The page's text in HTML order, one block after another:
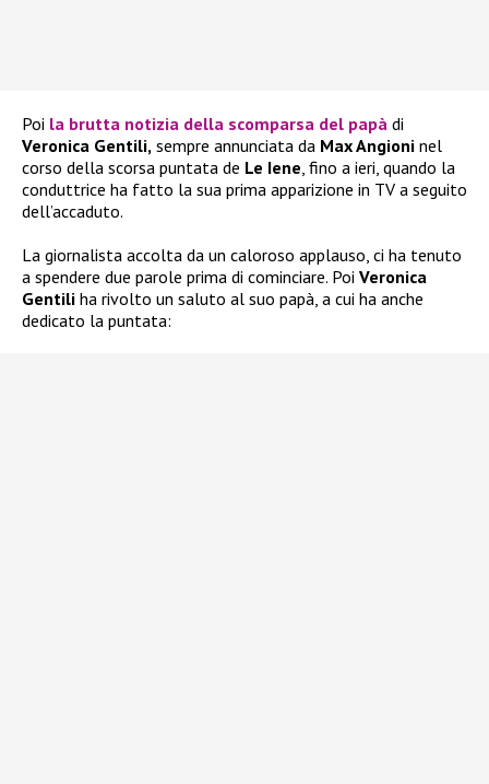
Poi la brutta notizia della scomparsa del papà di
Veronica Gentili, sempre annunciata da Max Angioni nel
corso della scorsa puntata de Le Iene, fino a ieri, quando la
conduttrice ha fatto la sua prima apparizione in TV a seguito
dell’accaduto.
La giornalista accolta da un caloroso applauso, ci ha tenuto
a spendere due parole prima di cominciare. Poi Veronica
Gentili ha rivolto un saluto al suo papà, a cui ha anche
dedicato la puntata: